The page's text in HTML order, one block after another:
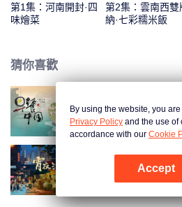
第1集：河南開封·四
味燴菜
第2集：雲南西雙
納·七彩糯米飯
猜你喜歡
早餐中國 第1季
宵夜江湖 第2季
By using the website, you
Privacy Policy and the use of
accordance with our Cookie
Accept